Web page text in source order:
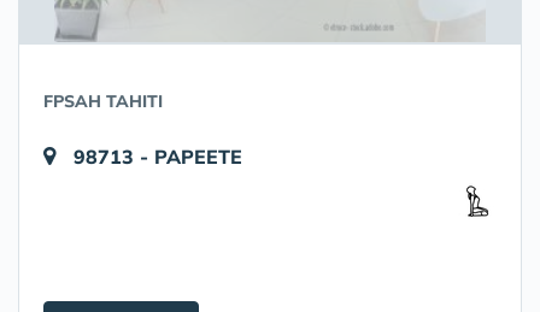
FPSAH TAHITI
98713 - PAPEETE